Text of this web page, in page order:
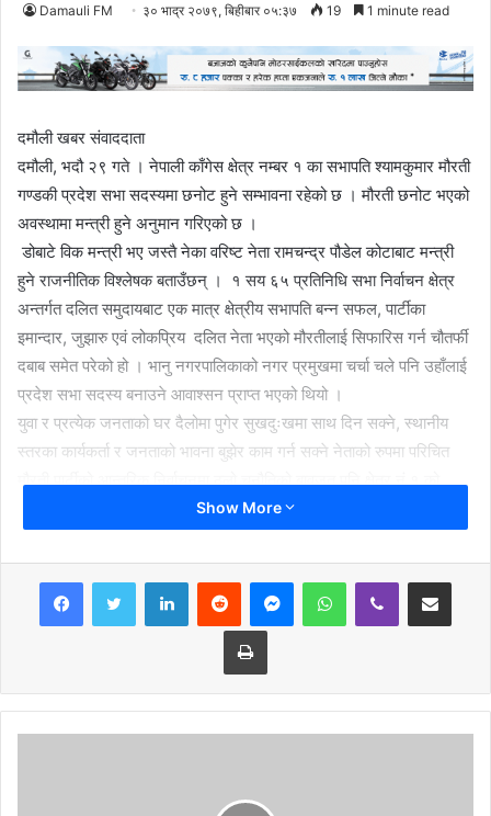
Damauli FM ३० भाद्र २०७९, बिहीबार ०५:३७ 19 1 minute read
दमौली खबर संवाददाता
दमौली, भदौ २९ गते । नेपाली काँगेस क्षेत्र नम्बर १ का सभापति श्यामकुमार मौरती
गण्डकी प्रदेश सभा सदस्यमा छनोट हुने सम्भावना रहेको छ । मौरती छनोट भएको
अवस्थामा मन्त्री हुने अनुमान गरिएको छ ।
डोबाटे विक मन्त्री भए जस्तै नेका वरिष्ट नेता रामचन्द्र पौडेल कोटाबाट मन्त्री
हुने राजनीतिक विश्लेषक बताउँछन् । १ सय ६५ प्रतिनिधि सभा निर्वाचन क्षेत्र
अन्तर्गत दलित समुदायबाट एक मात्र क्षेत्रीय सभापति बन्न सफल, पार्टीका
इमान्दार, जुझारु एवं लोकप्रिय दलित नेता भएको मौरतीलाई सिफारिस गर्न चौतर्फी
दबाब समेत परेको हो । भानु नगरपालिकाको नगर प्रमुखमा चर्चा चले पनि उहाँलाई
प्रदेश सभा सदस्य बनाउने आवाश्सन प्राप्त भएको थियो ।
युवा र प्रत्येक जनताको घर दैलोमा पुगेर सुखदुःखमा साथ दिन सक्ने, स्थानीय
स्तरका कार्यकर्ता र जनताको भावना बुझेर काम गर्न सक्ने नेताको रुपमा परिचित
मौरती पार्टीको आन्तरिक निर्वाचनमा ठूलो चुनौतिको बावजुत पनि क्षेत्र नं १ को
सभापतिमा निर्वाचित हुन सफलता मिलेको थियो ।
Show More
Print